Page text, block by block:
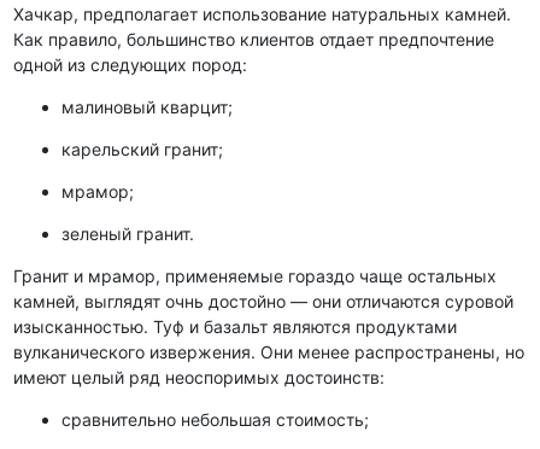
Хачкар, предполагает использование натуральных камней.
Как правило, большинство клиентов отдает предпочтение
одной из следующих пород:
малиновый кварцит;
карельский гранит;
мрамор;
зеленый гранит.
Гранит и мрамор, применяемые гораздо чаще остальных
камней, выглядят очнь достойно — они отличаются суровой
изысканностью. Туф и базальт являются продуктами
вулканического извержения. Они менее распространены, но
имеют целый ряд неоспоримых достоинств:
сравнительно небольшая стоимость;